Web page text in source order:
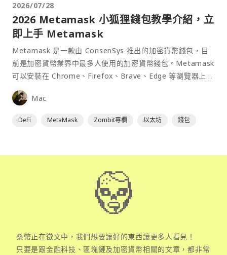
2026/07/28
2026 Metamask 小狐狸錢包教學介紹，立
即上手 Metamask
Metamask 是一款由 ConsenSys 推出的加密貨幣錢包，目
前是加密貨幣業界中最多人使用的加密貨幣錢包。Metamask
可以安裝在 Chrome、Firefox、Brave、Edge 等瀏覽器上作
為插件使用，具備許多功能且使用上非常方便。
Mac
DeFi MetaMask Zombit專欄 以太坊 錢包
桑幣正在徵文中，我們想要讓好的東西讓更多人看見！
只要是跟金融科技、區塊鏈及加密貨幣相關的文章，都非常